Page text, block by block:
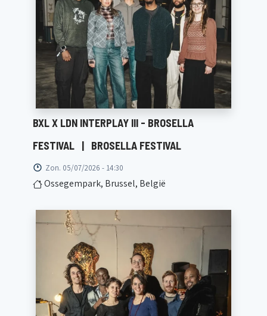
BXL X LDN INTERPLAY III - BROSELLA
FESTIVAL | BROSELLA FESTIVAL
Zon. 05/07/2026 - 14:30
Ossegempark, Brussel, België